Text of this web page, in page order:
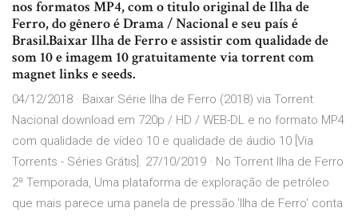
nos formatos MP4, com o titulo original de Ilha de
Ferro, do gênero é Drama / Nacional e seu país é
Brasil.Baixar Ilha de Ferro e assistir com qualidade de
som 10 e imagem 10 gratuitamente via torrent com
magnet links e seeds.
04/12/2018 · Baixar Série Ilha de Ferro (2018) via Torrent
Nacional download em 720p / HD / WEB-DL e no formato MP4
com qualidade de vídeo 10 e qualidade de áudio 10 [Via
Torrents - Séries Grátis]. 27/10/2019 · No Torrent Ilha de Ferro
2ª Temporada, Uma plataforma de exploração de petróleo
que mais parece uma panela de pressão.'Ilha de Ferro' conta